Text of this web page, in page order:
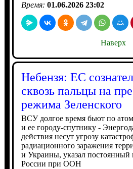
Время: 01.06.2026 23:02
Наверх
Небензя: ЕС
сквозь пальцы на
режима Зеленского
ВСУ долгое время бьют по
и ее городу-спутнику -
действия несут угрозу
радиационного заражения
и Украины, указал постоянный
России при ООН